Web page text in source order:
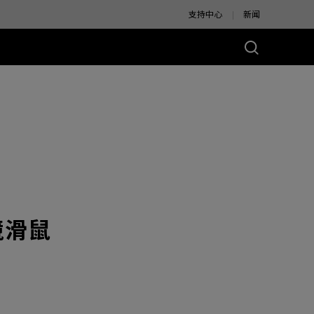
支持中心 新闻
鼠